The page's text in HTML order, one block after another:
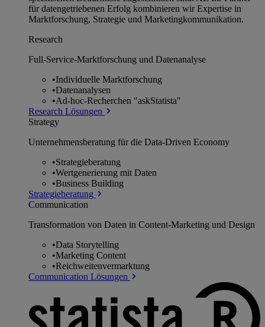
für datengetriebenen Erfolg kombinieren wir Expertise in
Marktforschung, Strategie und Marketingkommunikation.
Research
Full-Service-Marktforschung und Datenanalyse
•Individuelle Marktforschung
•Datenanalysen
•Ad-hoc-Recherchen "askStatista"
Research Lösungen
Strategy
Unternehmens­beratung für die Data-Driven Economy
•Strategieberatung
•Wertgenerierung mit Daten
•Business Building
Strategieberatung
Communication
Transformation von Daten in Content-Marketing und Design
•Data Storytelling
•Marketing Content
•Reichweitenvermarktung
Communication Lösungen